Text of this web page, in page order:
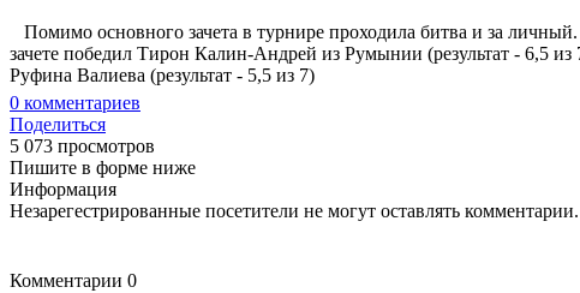
Помимо основного зачета в турнире проходила битва и за
зачете победил Тирон Калин-Андрей из Румынии (результат - 6,5 из
Руфина Валиева (результат - 5,5 из 7)
0 комментариев
Поделиться
5 073 просмотров
Пишите в форме ниже
Информация
Незарегестрированные посетители не могут оставлять
Комментарии 0